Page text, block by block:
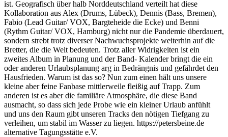
ist. Geografisch über halb Norddeutschland verteilt hat diese
Kollaboration aus Alex (Drums, Lübeck), Dennis (Bass, Bremen),
Fabio (Lead Guitar/ VOX, Bargteheide die Ecke) und Benni
(Rythm Guitar/ VOX, Hamburg) nicht nur die Pandemie überdauert,
sondern strebt trotz diverser Nachwuchsprojekte weiterhin auf die
Bretter, die die Welt bedeuten. Trotz aller Widrigkeiten ist ein
zweites Album in Planung und der Band- Kalender bringt die ein
oder anderen Urlaubsplanung arg in Bedrängnis und gefährdet den
Hausfrieden. Warum ist das so? Nun zum einen hält uns unsere
kleine aber feine Fanbase mittlerweile fleißig auf Trapp. Zum
anderen ist es aber die familiäre Atmosphäre, die diese Band
ausmacht, so dass sich jede Probe wie ein kleiner Urlaub anfühlt
und uns den Raum gibt unseren Tracks den nötigen Tiefgang zu
verleihen, um stabil im Wasser zu liegen. https://petersbeine.de
alternative Tagungsstätte e.V.